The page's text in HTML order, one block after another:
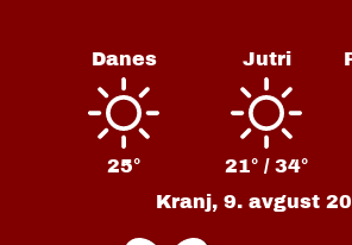
Danes
25°
Jutri
21° / 34°
Kranj, 9. avgust